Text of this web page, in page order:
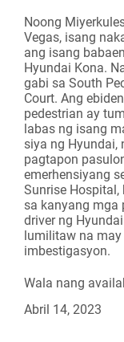
Noong
Vegas, isang
ang isang
Hyundai Kona.
gabi sa South
Court. Ang
pedestrian ay
labas ng isang
siya ng Hyundai,
pagtapon
emerhensiyang
Sunrise
sa kanyang mga
driver ng
lumilitaw na
imbestigasyon.
Wala nang
Abril 14, 2023